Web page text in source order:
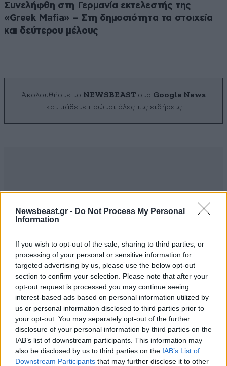
Newsbeast.gr - Do Not Process My Personal
Information
If you wish to opt-out of the sale, sharing to third parties, or
processing of your personal or sensitive information for
targeted advertising by us, please use the below opt-out
section to confirm your selection. Please note that after your
opt-out request is processed you may continue seeing
interest-based ads based on personal information utilized by
us or personal information disclosed to third parties prior to
your opt-out. You may separately opt-out of the further
disclosure of your personal information by third parties on the
IAB’s list of downstream participants. This information may
also be disclosed by us to third parties on the IAB’s List of
Downstream Participants that may further disclose it to other
Συνελήφθη στη Γερμανία εκτελεστής της
«Greek Mafia» – Στη δημοσιότητα τα στοιχεία
και δεύτερου μέλους
Ακολουθήστε το NEWSBEAST στο Google News
και μάθετε πρώτοι όλες τις ειδήσεις
5 ΣΧΌΛΙΑ ΑΝΑΓΝΩΣΤΏΝ